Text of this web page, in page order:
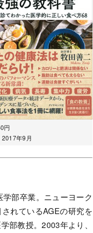
円
年9月
部卒業。ニューヨーク
れているAGEの研究を
部教授。2003年より、